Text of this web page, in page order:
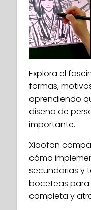
Explora el
formas,
aprendiendo
diseño de
importante.
Xiaofan
cómo
secundarias y
boceteas para
completa y